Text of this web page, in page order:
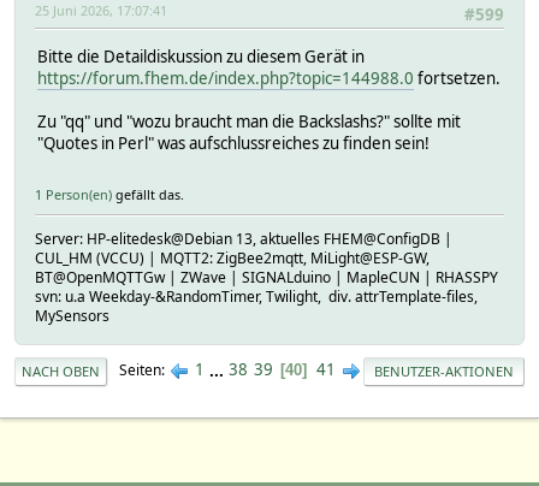
#599
25 Juni 2026, 17:07:41
Bitte die Detaildiskussion zu diesem Gerät in
https://forum.fhem.de/index.php?topic=144988.0 fortsetzen.
Zu "qq" und "wozu braucht man die Backslashs?" sollte mit
"Quotes in Perl" was aufschlussreiches zu finden sein!
1 Person(en) gefällt das.
Server: HP-elitedesk@Debian 13, aktuelles FHEM@ConfigDB |
CUL_HM (VCCU) | MQTT2: ZigBee2mqtt, MiLight@ESP-GW,
BT@OpenMQTTGw | ZWave | SIGNALduino | MapleCUN | RHASSPY
svn: u.a Weekday-&RandomTimer, Twilight, div. attrTemplate-files,
MySensors
NACH OBEN Seiten 1 ... 38 39 40 41 BENUTZER-AKTIONEN